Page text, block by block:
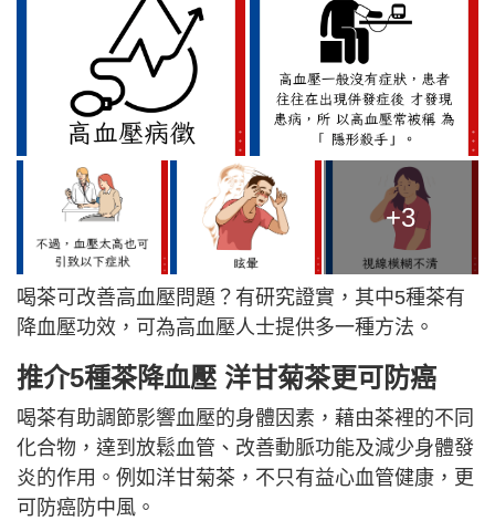
+3
喝茶可改善高血壓問題？有研究證實，其中5種茶有
降血壓功效，可為高血壓人士提供多一種方法。
推介5種茶降血壓 洋甘菊茶更可防癌
喝茶有助調節影響血壓的身體因素，藉由茶裡的不同
化合物，達到放鬆血管、改善動脈功能及減少身體發
炎的作用。例如洋甘菊茶，不只有益心血管健康，更
可防癌防中風。